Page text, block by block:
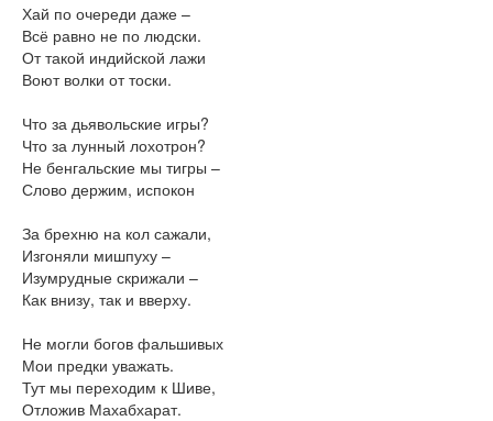
Хай по очереди даже –
Всё равно не по людски.
От такой индийской лажи
Воют волки от тоски.
Что за дьявольские игры?
Что за лунный лохотрон?
Не бенгальские мы тигры –
Слово держим, испокон
За брехню на кол сажали,
Изгоняли мишпуху –
Изумрудные скрижали –
Как внизу, так и вверху.
Не могли богов фальшивых
Мои предки уважать.
Тут мы переходим к Шиве,
Отложив Махабхарат.